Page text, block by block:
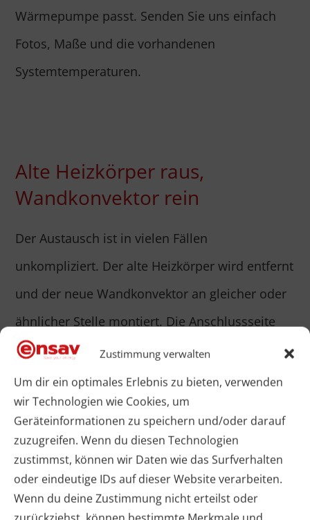
Zustimmung verwalten
Um dir ein optimales Erlebnis zu bieten, verwenden
wir Technologien wie Cookies, um
Geräteinformationen zu speichern und/oder darauf
zuzugreifen. Wenn du diesen Technologien
zustimmst, können wir Daten wie das Surfverhalten
oder eindeutige IDs auf dieser Website verarbeiten.
Wenn du deine Zustimmung nicht erteilst oder
Wärmepumpe passt. Senden Sie uns einfach
Fotos, Maße und die vorhandenen
Systemtemperaturen.
Alte Heizkörper raus,
Wandkonvektor rein
Der Austausch ist in vielen Fällen
unkompliziert. Der alte Heizkörper wird entfernt
und der neue Wandkonvektor an gleicher oder
ähnlicher Stelle montiert. Die Anschlussseite
für die Heizungsrohre ist frei wählbar. Dadurch
lässt sich der Wandkonvektor flexibel an die
vorhandene Rohrführung anpassen.
Das ist besonders wichtig in der Sanierung.
Denn vorhandene Anschlüsse liegen nicht
immer dort, wo man sie bei einem Neubau